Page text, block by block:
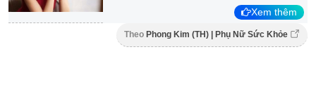
Xem thêm
Theo Phong Kim (TH) | Phụ Nữ Sức Khỏe